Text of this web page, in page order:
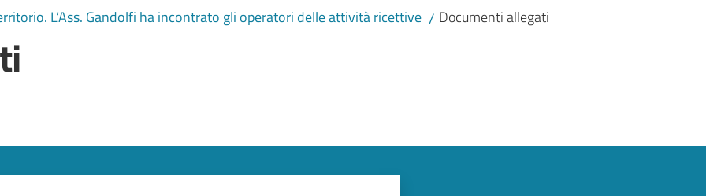
L’Ass. Gandolfi ha incontrato gli operatori delle attività ricettive / Documenti allegati